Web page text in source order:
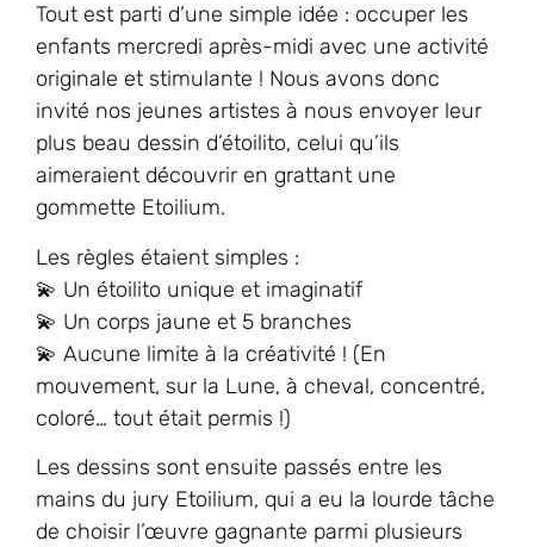
Tout est parti d’une simple idée : occuper les
enfants mercredi après-midi avec une activité
originale et stimulante ! Nous avons donc
invité nos jeunes artistes à nous envoyer leur
plus beau dessin d’étoilito, celui qu’ils
aimeraient découvrir en grattant une
gommette Etoilium.
Les règles étaient simples :
💫 Un étoilito unique et imaginatif
💫 Un corps jaune et 5 branches
💫 Aucune limite à la créativité ! (En
mouvement, sur la Lune, à cheval, concentré,
coloré… tout était permis !)
Les dessins sont ensuite passés entre les
mains du jury Etoilium, qui a eu la lourde tâche
de choisir l’œuvre gagnante parmi plusieurs